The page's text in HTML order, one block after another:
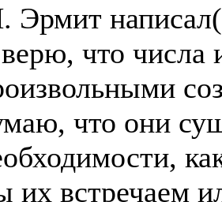
Эрмит
что числа
что они
их встречаем